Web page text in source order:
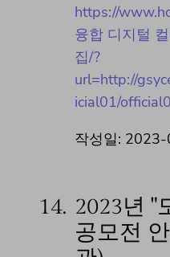
https://
융합 디지털
집/?
url=http://
icial01/
작성일:
14. 2023년 "
공모전